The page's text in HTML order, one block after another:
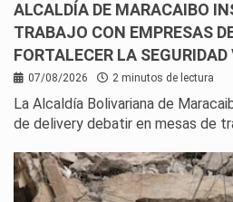
ALCALDÍA DE MARACAIBO
TRABAJO CON EMPRESAS
FORTALECER LA
07/08/2026 2 minutos de lectura
La Alcaldía Bolivariana de
de delivery debatir en mesas de